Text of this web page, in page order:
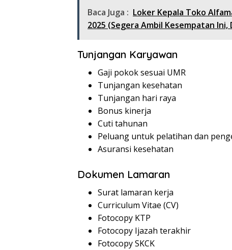
Baca Juga : Loker Kepala Toko
2025 (Segera Ambil Kesempatan
Tunjangan Karyawan
Gaji pokok sesuai UMR
Tunjangan kesehatan
Tunjangan hari raya
Bonus kinerja
Cuti tahunan
Peluang untuk pelatihan dan
Asuransi kesehatan
Dokumen Lamaran
Surat lamaran kerja
Curriculum Vitae (CV)
Fotocopy KTP
Fotocopy Ijazah terakhir
Fotocopy SKCK